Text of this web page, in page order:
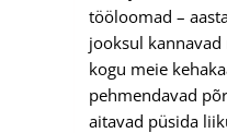
tööloomad –
jooksul kannavad
kogu meie
pehmendavad
aitavad püsida